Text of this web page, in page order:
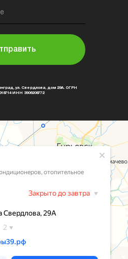
ул. Свердлова, дом 29А. ОГРН
ИНН 3906208772